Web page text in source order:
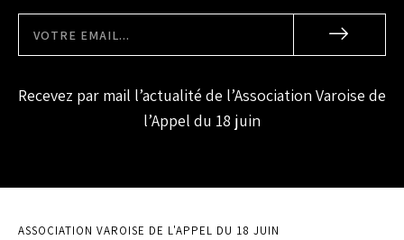
Recevez par mail l’actualité de l’Association Varoise de
l’Appel du 18 juin
ASSOCIATION VAROISE DE L'APPEL DU 18 JUIN